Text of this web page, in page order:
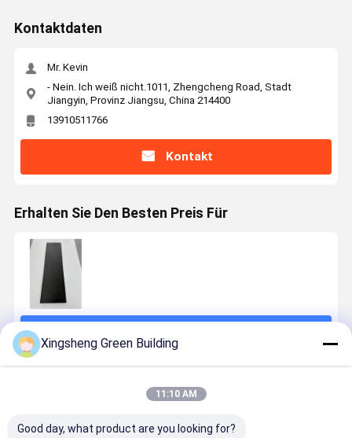
Kontaktdaten
Mr. Kevin
- Nein. Ich weiß nicht.1011, Zhengcheng Road, Stadt
Jiangyin, Provinz Jiangsu, China 214400
13910511766
Kontakt
Erhalten Sie Den Besten Preis Für
Empfohlene Produkte
Xingsheng Green Building
11:10 AM
Good day, what product are you looking for?